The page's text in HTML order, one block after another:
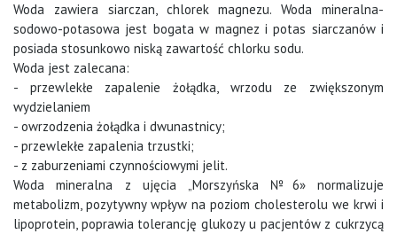
Woda zawiera siarczan, chlorek magnezu. Woda mineralna-
sodowo-potasowa jest bogata w magnez i potas siarczanów i
posiada stosunkowo niską zawartość chlorku sodu.
Woda jest zalecana:
- przewlekłe zapalenie żołądka, wrzodu ze zwiększonym
wydzielaniem
- owrzodzenia żołądka i dwunastnicy;
- przewlekłe zapalenia trzustki;
- z zaburzeniami czynnościowymi jelit.
Woda mineralna z ujęcia „Morszyńska №6» normalizuje
metabolizm, pozytywny wpływ na poziom cholesterolu we krwi i
lipoprotein, poprawia tolerancję glukozy u pacjentów z cukrzycą